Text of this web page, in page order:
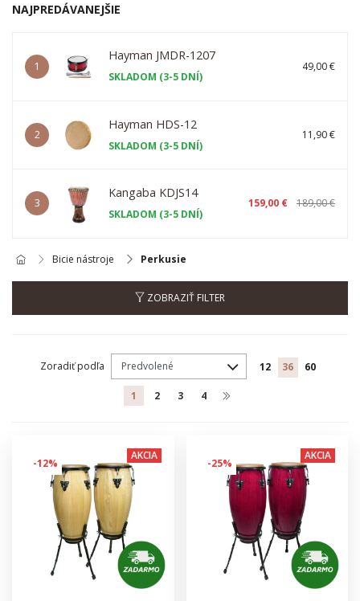
NAJPREDÁVANEJŠIE
1
Hayman JMDR-1207
SKLADOM (3-5 DNÍ)
49,00 €
2
Hayman HDS-12
SKLADOM (3-5 DNÍ)
11,90 €
3
Kangaba KDJS14
SKLADOM (3-5 DNÍ)
159,00 € 189,00 €
Bicie nástroje Perkusie
ZOBRAZIŤ FILTER
Zoradiť podľa 12 36 60
1 2 3 4
-12%
AKCIA
-25%
AKCIA